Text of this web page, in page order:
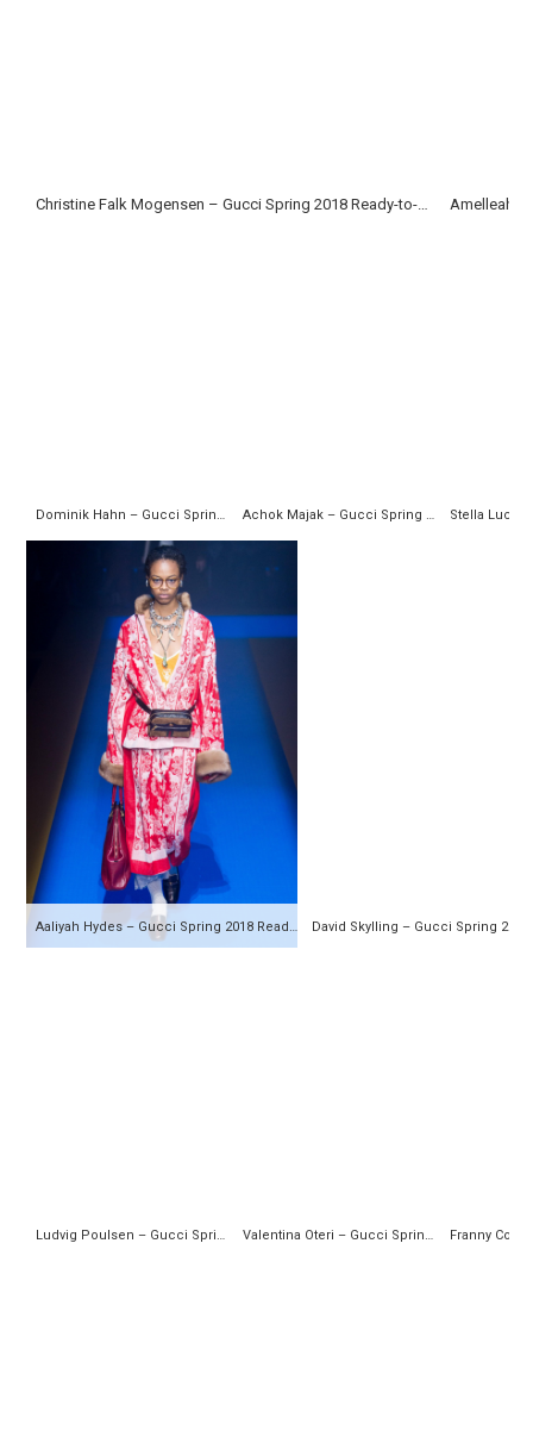
Christine Falk Mogensen – Gucci Spring 2018 Ready-to-Wear Amelleah
Dominik Hahn – Gucci Spring 2018 Ready-to-Wear Achok Majak – Gucci Spring 2018 Ready-to-Wear
Aaliyah Hydes – Gucci Spring 2018 Ready-to-Wear
Ludvig Poulsen – Gucci Spring 2018 Ready-to-Wear Valentina Oteri – Gucci Spring 2018 Ready-to-Wear